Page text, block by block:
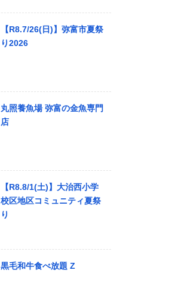
【R8.7/26(日)】弥富市夏祭
り2026
丸照養魚場 弥富の金魚専門
店
【R8.8/1(土)】大治西小学
校区地区コミュニティ夏祭
り
黒毛和牛食べ放題 Z